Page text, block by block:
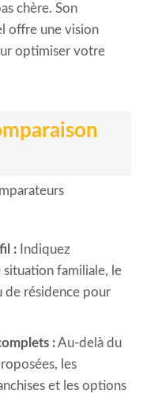
chère. Son
offre une vision
optimiser votre
: Indiquez
familiale, le
résidence pour
:Au-delà du
les
et les options